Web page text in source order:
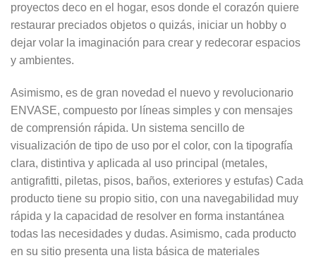
proyectos deco en el hogar, esos donde el corazón quiere
restaurar preciados objetos o quizás, iniciar un hobby o
dejar volar la imaginación para crear y redecorar espacios
y ambientes.
Asimismo, es de gran novedad el nuevo y revolucionario
ENVASE, compuesto por líneas simples y con mensajes
de comprensión rápida. Un sistema sencillo de
visualización de tipo de uso por el color, con la tipografía
clara, distintiva y aplicada al uso principal (metales,
antigrafitti, piletas, pisos, baños, exteriores y estufas) Cada
producto tiene su propio sitio, con una navegabilidad muy
rápida y la capacidad de resolver en forma instantánea
todas las necesidades y dudas. Asimismo, cada producto
en su sitio presenta una lista básica de materiales